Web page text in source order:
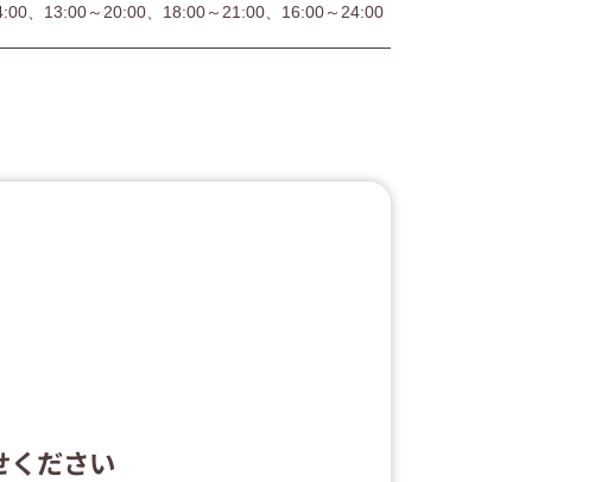
、13:00～20:00、18:00～21:00、16:00～24:00
ください